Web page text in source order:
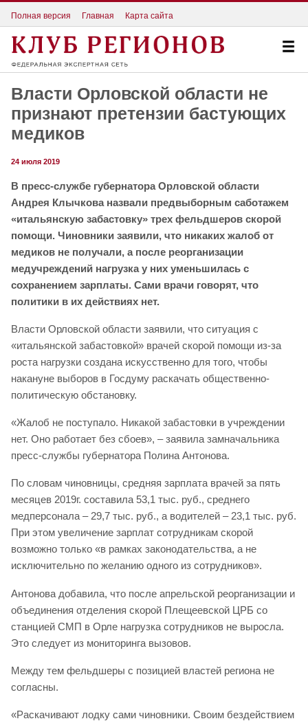
Полная версия Главная Карта сайта
Власти Орловской области не
признают претензии бастующих
медиков
24 июля 2019
В пресс-службе губернатора Орловской области
Андрея Клычкова назвали предвыборным саботажем
«итальянскую забастовку» трех фельдшеров скорой
помощи. Чиновники заявили, что никаких жалоб от
медиков не получали, а после реорганизации
медучреждений нагрузка у них уменьшилась с
сохранением зарплаты. Сами врачи говорят, что
политики в их действиях нет.
Власти Орловской области заявили, что ситуация с
«итальянской забастовкой» врачей скорой помощи из-за
роста нагрузки создана искусственно для того, чтобы
накануне выборов в Госдуму раскачать общественно-
политическую обстановку.
«Жалоб не поступало. Никакой забастовки в учреждении
нет. Оно работает без сбоев», – заявила замначальника
пресс-службы губернатора Полина Антонова.
По словам чиновницы, средняя зарплата врачей за пять
месяцев 2019г. составила 53,1 тыс. руб., среднего
медперсонала – 29,7 тыс. руб., а водителей – 23,1 тыс. руб.
При этом увеличение зарплат сотрудникам скорой
возможно только «в рамках законодательства, а не
исключительно по желанию одного из сотрудников».
Антонова добавила, что после апрельской реорганизации и
объединения отделения скорой Плещеевской ЦРБ со
станцией СМП в Орле нагрузка сотрудников не выросла.
Это следует из мониторинга вызовов.
Между тем фельдшеры с позицией властей региона не
согласны.
«Раскачивают лодку сами чиновники. Своим бездействием